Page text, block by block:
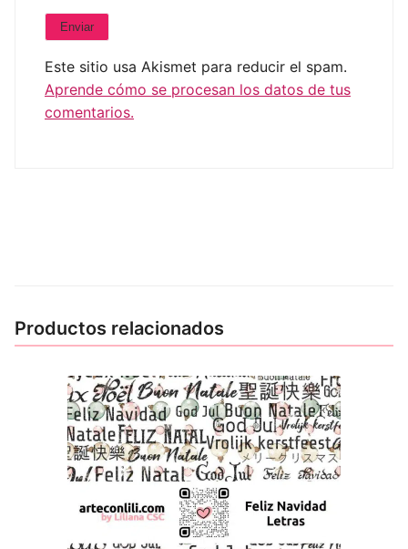
Este sitio usa Akismet para reducir el spam.
Aprende cómo se procesan los datos de tus
comentarios.
Productos relacionados